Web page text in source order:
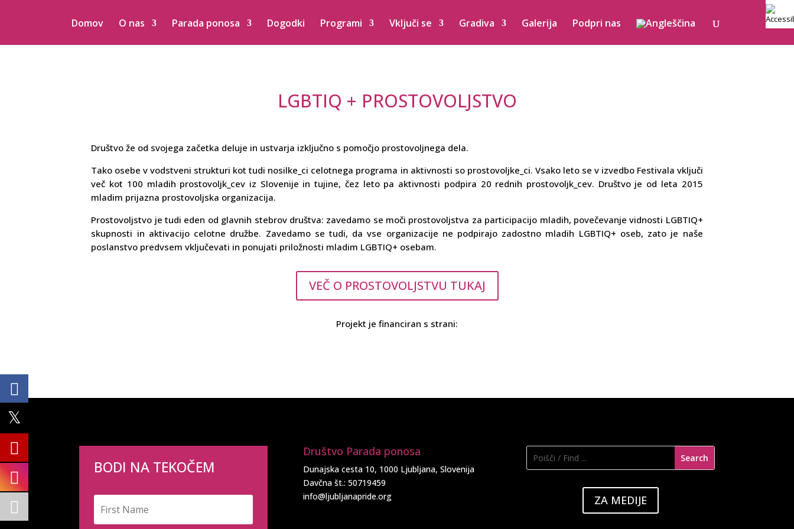
Domov O nas Parada ponosa Dogodki Programi Vključi se Gradiva Galerija Podpri nas
LGBTIQ + PROSTOVOLJSTVO
Društvo že od svojega začetka deluje in ustvarja izključno s pomočjo prostovoljnega dela.
Tako osebe v vodstveni strukturi kot tudi nosilke_ci celotnega programa in aktivnosti so prostovoljke_ci. Vsako leto se v izvedbo Festivala vključi
več kot 100 mladih prostovoljk_cev iz Slovenije in tujine, čez leto pa aktivnosti podpira 20 rednih prostovoljk_cev. Društvo je od leta 2015
mladim prijazna prostovoljska organizacija.
Prostovoljstvo je tudi eden od glavnih stebrov društva: zavedamo se moči prostovoljstva za participacijo mladih, povečevanje vidnosti LGBTIQ+
skupnosti in aktivacijo celotne družbe. Zavedamo se tudi, da vse organizacije ne podpirajo zadostno mladih LGBTIQ+ oseb, zato je naše
poslanstvo predvsem vključevati in ponujati priložnosti mladim LGBTIQ+ osebam.
VEČ O PROSTOVOLJSTVU TUKAJ
Projekt je financiran s strani:
BODI NA TEKOČEM
Društvo Parada ponosa
Dunajska cesta 10, 1000 Ljubljana, Slovenija
Davčna št.: 50719459
info@ljubljanapride.org
ZA MEDIJE